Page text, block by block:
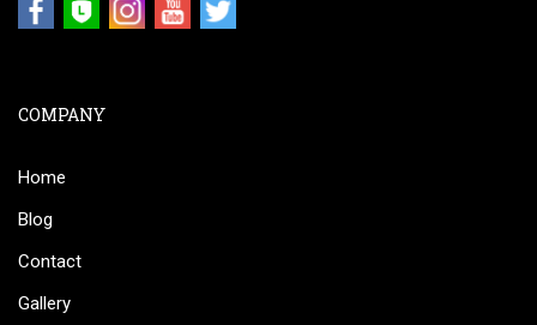
COMPANY
Home
Blog
Contact
Gallery